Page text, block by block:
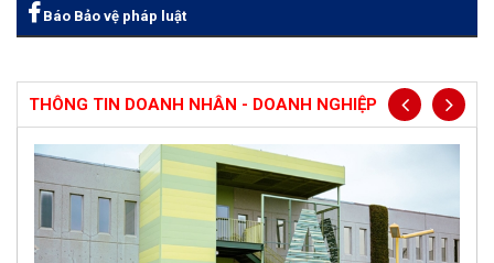
Báo Bảo vệ pháp luật
THÔNG TIN DOANH NHÂN - DOANH NGHIỆP